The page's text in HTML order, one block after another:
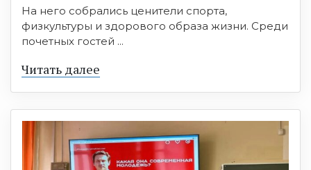
На него собрались ценители спорта,
физкультуры и здорового образа жизни. Среди
почетных гостей ...
Читать далее